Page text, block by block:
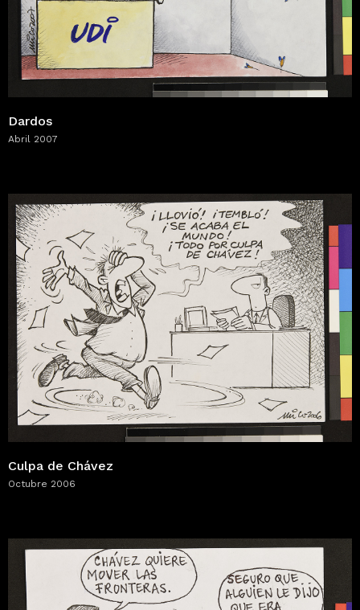
Dardos
Abril 2007
Culpa de Chávez
Octubre 2006